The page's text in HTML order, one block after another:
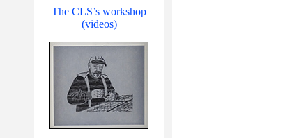
The CLS’s workshop
(videos)